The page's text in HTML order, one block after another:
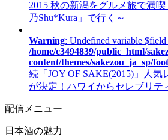
2015 秋の新潟をグルメ旅で満
乃Shu*Kura」で行く～
Warning: Undefined variable $field
/home/c3494839/public_html/
content/themes/sakezou_ja_sp/
続「JOY OF SAKE(2015)」人気
が決定！ハワイからセレブリテ
配信メニュー
日本酒の魅力